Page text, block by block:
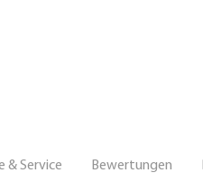
& Service Bewertungen